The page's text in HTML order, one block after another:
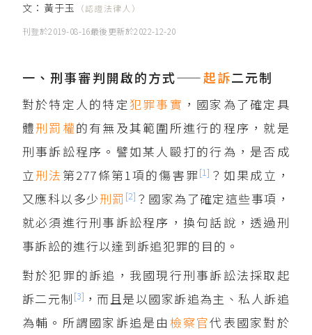
文： 黃于玉
（認證法律人）
刊登於2019-08-16最後更新於2022-12-20
一、刑事審判開啟的方式——起訴二元制
對於特定人的特定犯罪事實 ，國家為了確定具
體刑罰權的有無及其範圍所進行的程序，就是
刑事訴訟程序。譬如某人毆打的行為，是否成
立刑法 第277條第1項的傷害罪[1] ？如果成立，
又應科以多少刑罰 [2] ？國家為了確定這些事項，
就必須進行刑事訴訟程序，換句話說，透過刑
事訴訟的進行以達到訴追犯罪的目的。
對於犯罪的訴追，我國現行刑事訴訟法採取起
訴二元制 [3] ，而且是以國家訴追為主、私人訴追
為輔。所謂國家訴追是由 檢察官代表國家對於